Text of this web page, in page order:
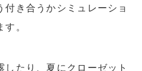
き合うかシミュレーショ
。
したり、夏にクローゼット